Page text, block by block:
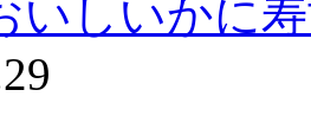
いしいかに